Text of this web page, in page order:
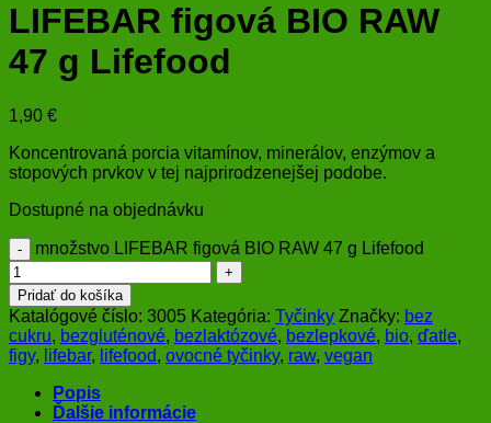
LIFEBAR figová BIO RAW
47 g Lifefood
1,90 €
Koncentrovaná porcia vitamínov, minerálov, enzýmov a
stopových prvkov v tej najprirodzenejšej podobe.
Dostupné na objednávku
množstvo LIFEBAR figová BIO RAW 47 g Lifefood
Pridať do košíka
Katalógové číslo: 3005 Kategória: Tyčinky Značky: bez
cukru, bezgluténové, bezlaktózové, bezlepkové, bio, ďatle,
figy, lifebar, lifefood, ovocné tyčinky, raw, vegan
Popis
Ďalšie informácie